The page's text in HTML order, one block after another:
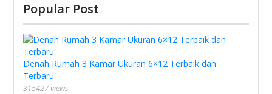
Popular Post
Denah Rumah 3 Kamar Ukuran 6×12 Terbaik dan
Terbaru
315427 views